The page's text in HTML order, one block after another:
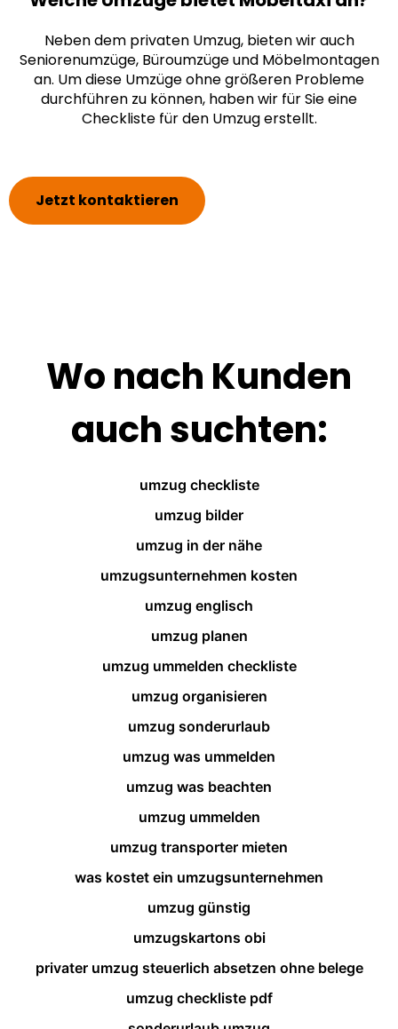
Neben dem privaten Umzug, bieten wir auch
Seniorenumzüge, Büroumzüge und Möbelmontagen
an. Um diese Umzüge ohne größeren Probleme
durchführen zu können, haben wir für Sie eine
Checklistefür den Umzug erstellt.
Jetzt kontaktieren
Wo nach Kunden
auch suchten:
umzug checkliste
umzug bilder
umzug in der nähe
umzugsunternehmen kosten
umzug englisch
umzug planen
umzug ummelden checkliste
umzug organisieren
umzug sonderurlaub
umzug was ummelden
umzug was beachten
umzug ummelden
umzug transporter mieten
was kostet ein umzugsunternehmen
umzug günstig
umzugskartons obi
privater umzug steuerlich absetzen ohne belege
umzug checkliste pdf